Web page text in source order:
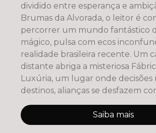
dividido entre esperança e
Brumas da Alvorada, o leitor é
percorrer um mundo fantástico
mágico, pulsa com ecos
realidade brasileira recente. Um castelo
distante abriga a misteriosa
Luxúria, um lugar onde decisões
destinos, alianças se desfazem
Saiba mais